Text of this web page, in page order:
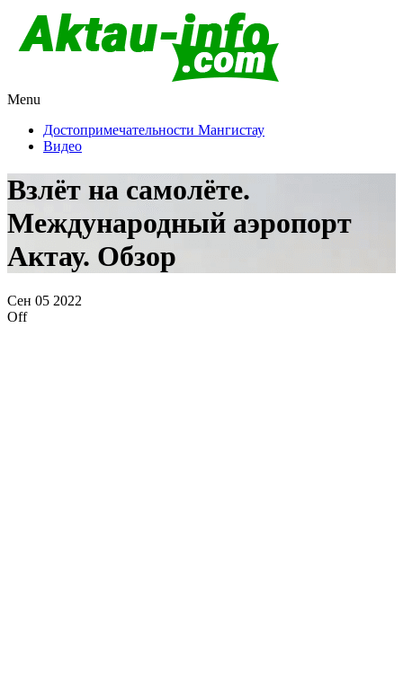
Казахстан
Menu
Достопримечательности Мангистау
Видео
Взлёт на самолёте.
Международный аэропорт
Актау. Обзор
Сен 05 2022
Off